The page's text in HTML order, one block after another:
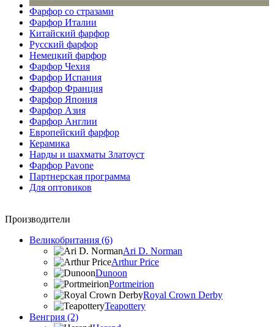
Фарфор со стразами
Фарфор Италии
Китайский фарфор
Русский фарфор
Немецкий фарфор
Фарфор Чехия
Фарфор Испания
Фарфор Франция
Фарфор Япония
Фарфор Азия
Фарфор Англии
Европейский фарфор
Керамика
Нарды и шахматы Златоуст
Фарфор Pavone
Партнерская программа
Для оптовиков
Производители
Великобритания (6)
Ari D. Norman
Arthur Price
Dunoon
Portmeirion
Royal Crown Derby
Teapottery
Венгрия (2)